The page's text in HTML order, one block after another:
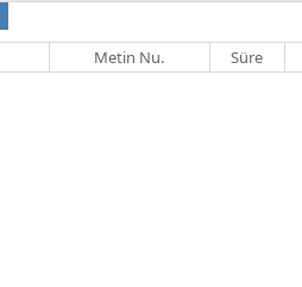
Metin Nu. Süre